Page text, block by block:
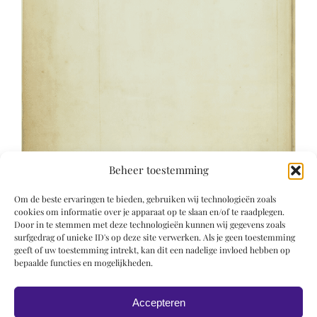
Beheer toestemming
Om de beste ervaringen te bieden, gebruiken wij technologieën zoals
cookies om informatie over je apparaat op te slaan en/of te raadplegen.
Door in te stemmen met deze technologieën kunnen wij gegevens zoals
surfgedrag of unieke ID's op deze site verwerken. Als je geen toestemming
geeft of uw toestemming intrekt, kan dit een nadelige invloed hebben op
bepaalde functies en mogelijkheden.
Accepteren